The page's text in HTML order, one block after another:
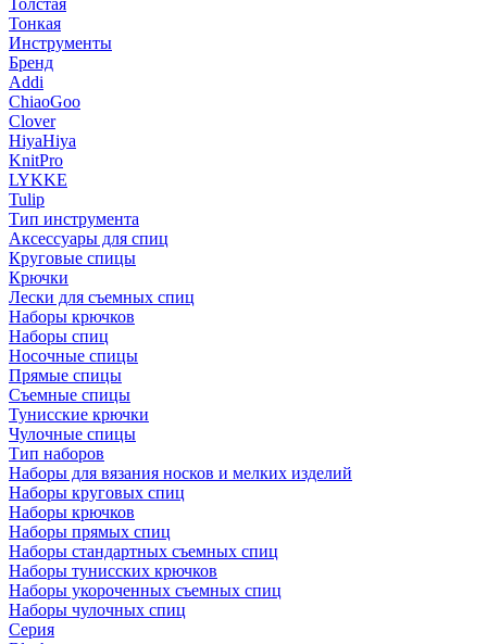
Толстая
Тонкая
Инструменты
Бренд
Addi
ChiaoGoo
Clover
HiyaHiya
KnitPro
LYKKE
Tulip
Тип инструмента
Аксессуары для спиц
Круговые спицы
Крючки
Лески для съемных спиц
Наборы крючков
Наборы спиц
Носочные спицы
Прямые спицы
Съемные спицы
Тунисские крючки
Чулочные спицы
Тип наборов
Наборы для вязания носков и мелких изделий
Наборы круговых спиц
Наборы крючков
Наборы прямых спиц
Наборы стандартных съемных спиц
Наборы тунисских крючков
Наборы укороченных съемных спиц
Наборы чулочных спиц
Серия